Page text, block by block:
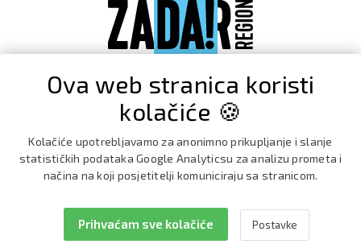
Ova web stranica koristi
kolačiće 🍪
Kolačiće upotrebljavamo za anonimno prikupljanje i slanje
statističkih podataka Google Analyticsu za analizu prometa i
načina na koji posjetitelji komuniciraju sa stranicom.
Prihvaćam sve kolačiće Postavke